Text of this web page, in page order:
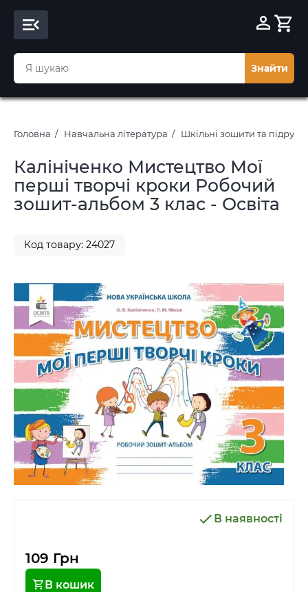
Знайти
Головна Навчальна література Шкільні зошити та
Калініченко Мистецтво Мої
перші творчі кроки Робочий
зошит-альбом 3 клас - Освіта
Код товару: 24027
В наявності
109 Грн
В кошик